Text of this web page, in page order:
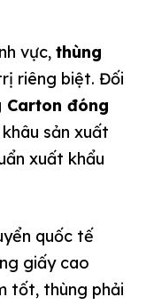
vực, thùng
riêng biệt. Đối
Carton đóng
sản xuất
xuất khẩu
quốc tế
giấy cao
tốt, thùng phải